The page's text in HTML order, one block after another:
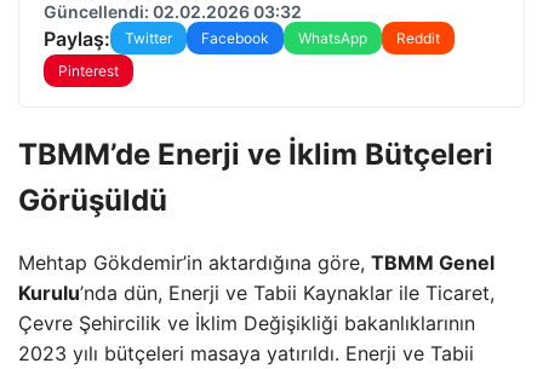
Güncellendi: 02.02.2026 03:32
Paylaş: Twitter Facebook WhatsApp
Reddit
Pinterest
TBMM’de Enerji ve İklim Bütçeleri
Görüşüldü
Mehtap Gökdemir’in aktardığına göre, TBMM Genel
Kurulu’nda dün, Enerji ve Tabii Kaynaklar ile Ticaret,
Çevre Şehircilik ve İklim Değişikliği bakanlıklarının
2023 yılı bütçeleri masaya yatırıldı. Enerji ve Tabii